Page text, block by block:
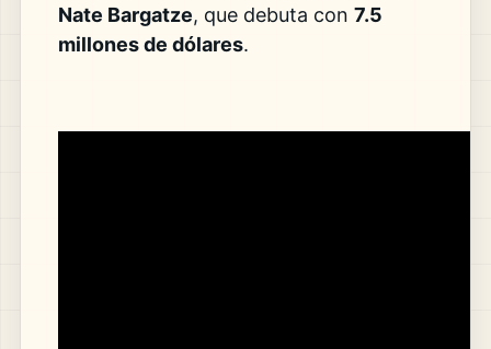
Nate Bargatze, que debuta con 7.5
millones de dólares.